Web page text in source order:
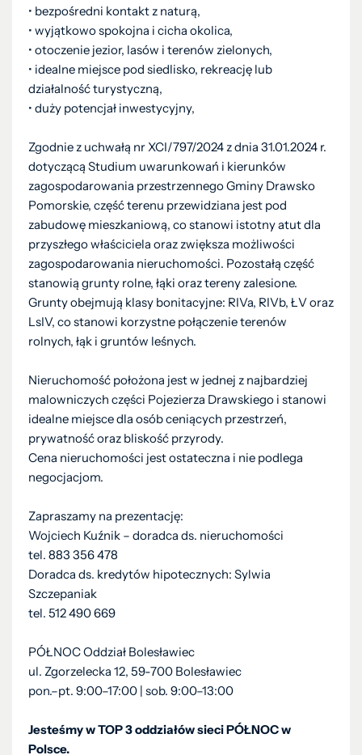
• bezpośredni kontakt z naturą,
• wyjątkowo spokojna i cicha okolica,
• otoczenie jezior, lasów i terenów zielonych,
• idealne miejsce pod siedlisko, rekreację lub
działalność turystyczną,
• duży potencjał inwestycyjny,
Zgodnie z uchwałą nr XCI/797/2024 z dnia 31.01.2024 r.
dotyczącą Studium uwarunkowań i kierunków
zagospodarowania przestrzennego Gminy Drawsko
Pomorskie, część terenu przewidziana jest pod
zabudowę mieszkaniową, co stanowi istotny atut dla
przyszłego właściciela oraz zwiększa możliwości
zagospodarowania nieruchomości. Pozostałą część
stanowią grunty rolne, łąki oraz tereny zalesione.
Grunty obejmują klasy bonitacyjne: RIVa, RIVb, ŁV oraz
LsIV, co stanowi korzystne połączenie terenów
rolnych, łąk i gruntów leśnych.
Nieruchomość położona jest w jednej z najbardziej
malowniczych części Pojezierza Drawskiego i stanowi
idealne miejsce dla osób ceniących przestrzeń,
prywatność oraz bliskość przyrody.
Cena nieruchomości jest ostateczna i nie podlega
negocjacjom.
Zapraszamy na prezentację:
Wojciech Kuźnik – doradca ds. nieruchomości
tel. 883 356 478
Doradca ds. kredytów hipotecznych: Sylwia
Szczepaniak
tel. 512 490 669
PÓŁNOC Oddział Bolesławiec
ul. Zgorzelecka 12, 59-700 Bolesławiec
pon.–pt. 9:00–17:00 | sob. 9:00–13:00
Jesteśmy w TOP 3 oddziałów sieci PÓŁNOC w
Polsce.